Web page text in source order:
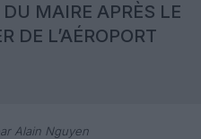
MAIRE APRÈS LE
DE L’AÉROPORT
Alain Nguyen